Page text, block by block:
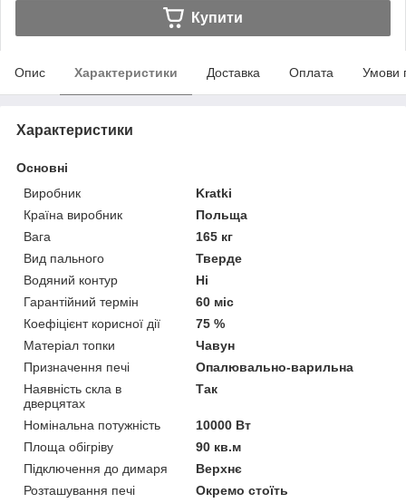
Купити
Опис Характеристики Доставка Оплата Умови
Характеристики
Основні
Виробник
Kratki
Країна виробник
Польща
Вага
165 кг
Вид пального
Тверде
Водяний контур
Ні
Гарантійний термін
60 міс
Коефіцієнт корисної дії
75 %
Матеріал топки
Чавун
Призначення печі
Опалювально-варильна
Наявність скла в
дверцятах
Так
Номінальна потужність
10000 Вт
Площа обігріву
90 кв.м
Підключення до димаря
Верхнє
Розташування печі
Окремо стоїть